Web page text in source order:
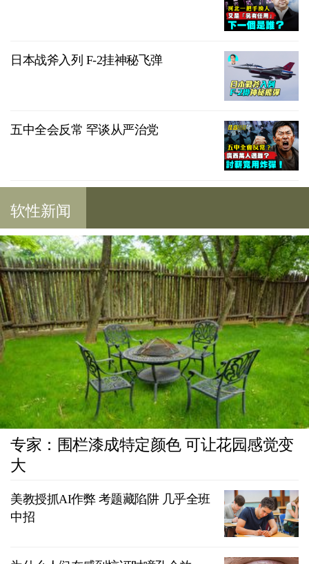
日本战斧入列 F-2挂神秘飞弹
五中全会反常 罕谈从严治党
软性新闻
专家：围栏漆成特定颜色 可让花园感觉变
大
美教授抓AI作弊 考题藏陷阱 几乎全班
中招